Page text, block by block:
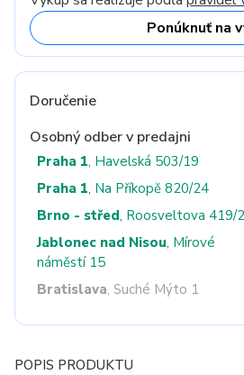
Ponúknuť na
Doručenie
Osobný odber v predajni
Praha 1, Havelská 503/19
Praha 1, Na Příkopě 820/24
Brno - střed, Roosveltova 419/
Jablonec nad Nisou, Mírové
náměstí 15
Bratislava, Suché Mýto 1
POPIS PRODUKTU